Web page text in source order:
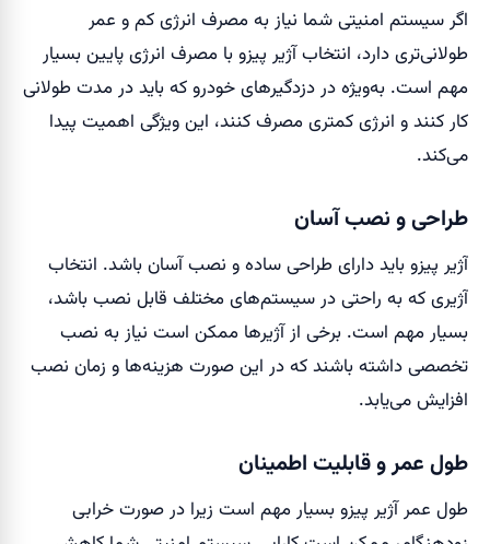
اگر سیستم امنیتی شما نیاز به مصرف انرژی کم و عمر
طولانی‌تری دارد، انتخاب آژیر پیزو با مصرف انرژی پایین بسیار
مهم است. به‌ویژه در دزدگیرهای خودرو که باید در مدت طولانی
کار کنند و انرژی کمتری مصرف کنند، این ویژگی اهمیت پیدا
می‌کند.
طراحی و نصب آسان
آژیر پیزو باید دارای طراحی ساده و نصب آسان باشد. انتخاب
آژیری که به راحتی در سیستم‌های مختلف قابل نصب باشد،
بسیار مهم است. برخی از آژیرها ممکن است نیاز به نصب
تخصصی داشته باشند که در این صورت هزینه‌ها و زمان نصب
افزایش می‌یابد.
طول عمر و قابلیت اطمینان
طول عمر آژیر پیزو بسیار مهم است زیرا در صورت خرابی